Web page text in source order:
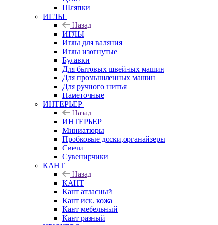
Шляпки
ИГЛЫ
Назад
ИГЛЫ
Иглы для валяния
Иглы изогнутые
Булавки
Для бытовых швейных машин
Для промышленных машин
Для ручного шитья
Наметочные
ИНТЕРЬЕР
Назад
ИНТЕРЬЕР
Миниатюры
Пробковые доски,органайзеры
Свечи
Сувенирчики
КАНТ
Назад
КАНТ
Кант атласный
Кант иск. кожа
Кант мебельный
Кант разный